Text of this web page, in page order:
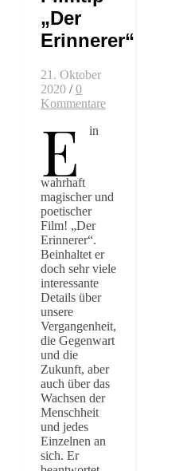
„Der
Erinnerer“
21. Oktober
2020 / 0
Kommentare
E in
wahrhaft
magischer und
poetischer
Film! „Der
Erinnerer“.
Beinhaltet er
doch sehr viele
interessante
Details über
unsere
Vergangenheit,
die Gegenwart
und die
Zukunft, aber
auch über das
Wachsen der
Menschheit
und jedes
Einzelnen an
sich. Er